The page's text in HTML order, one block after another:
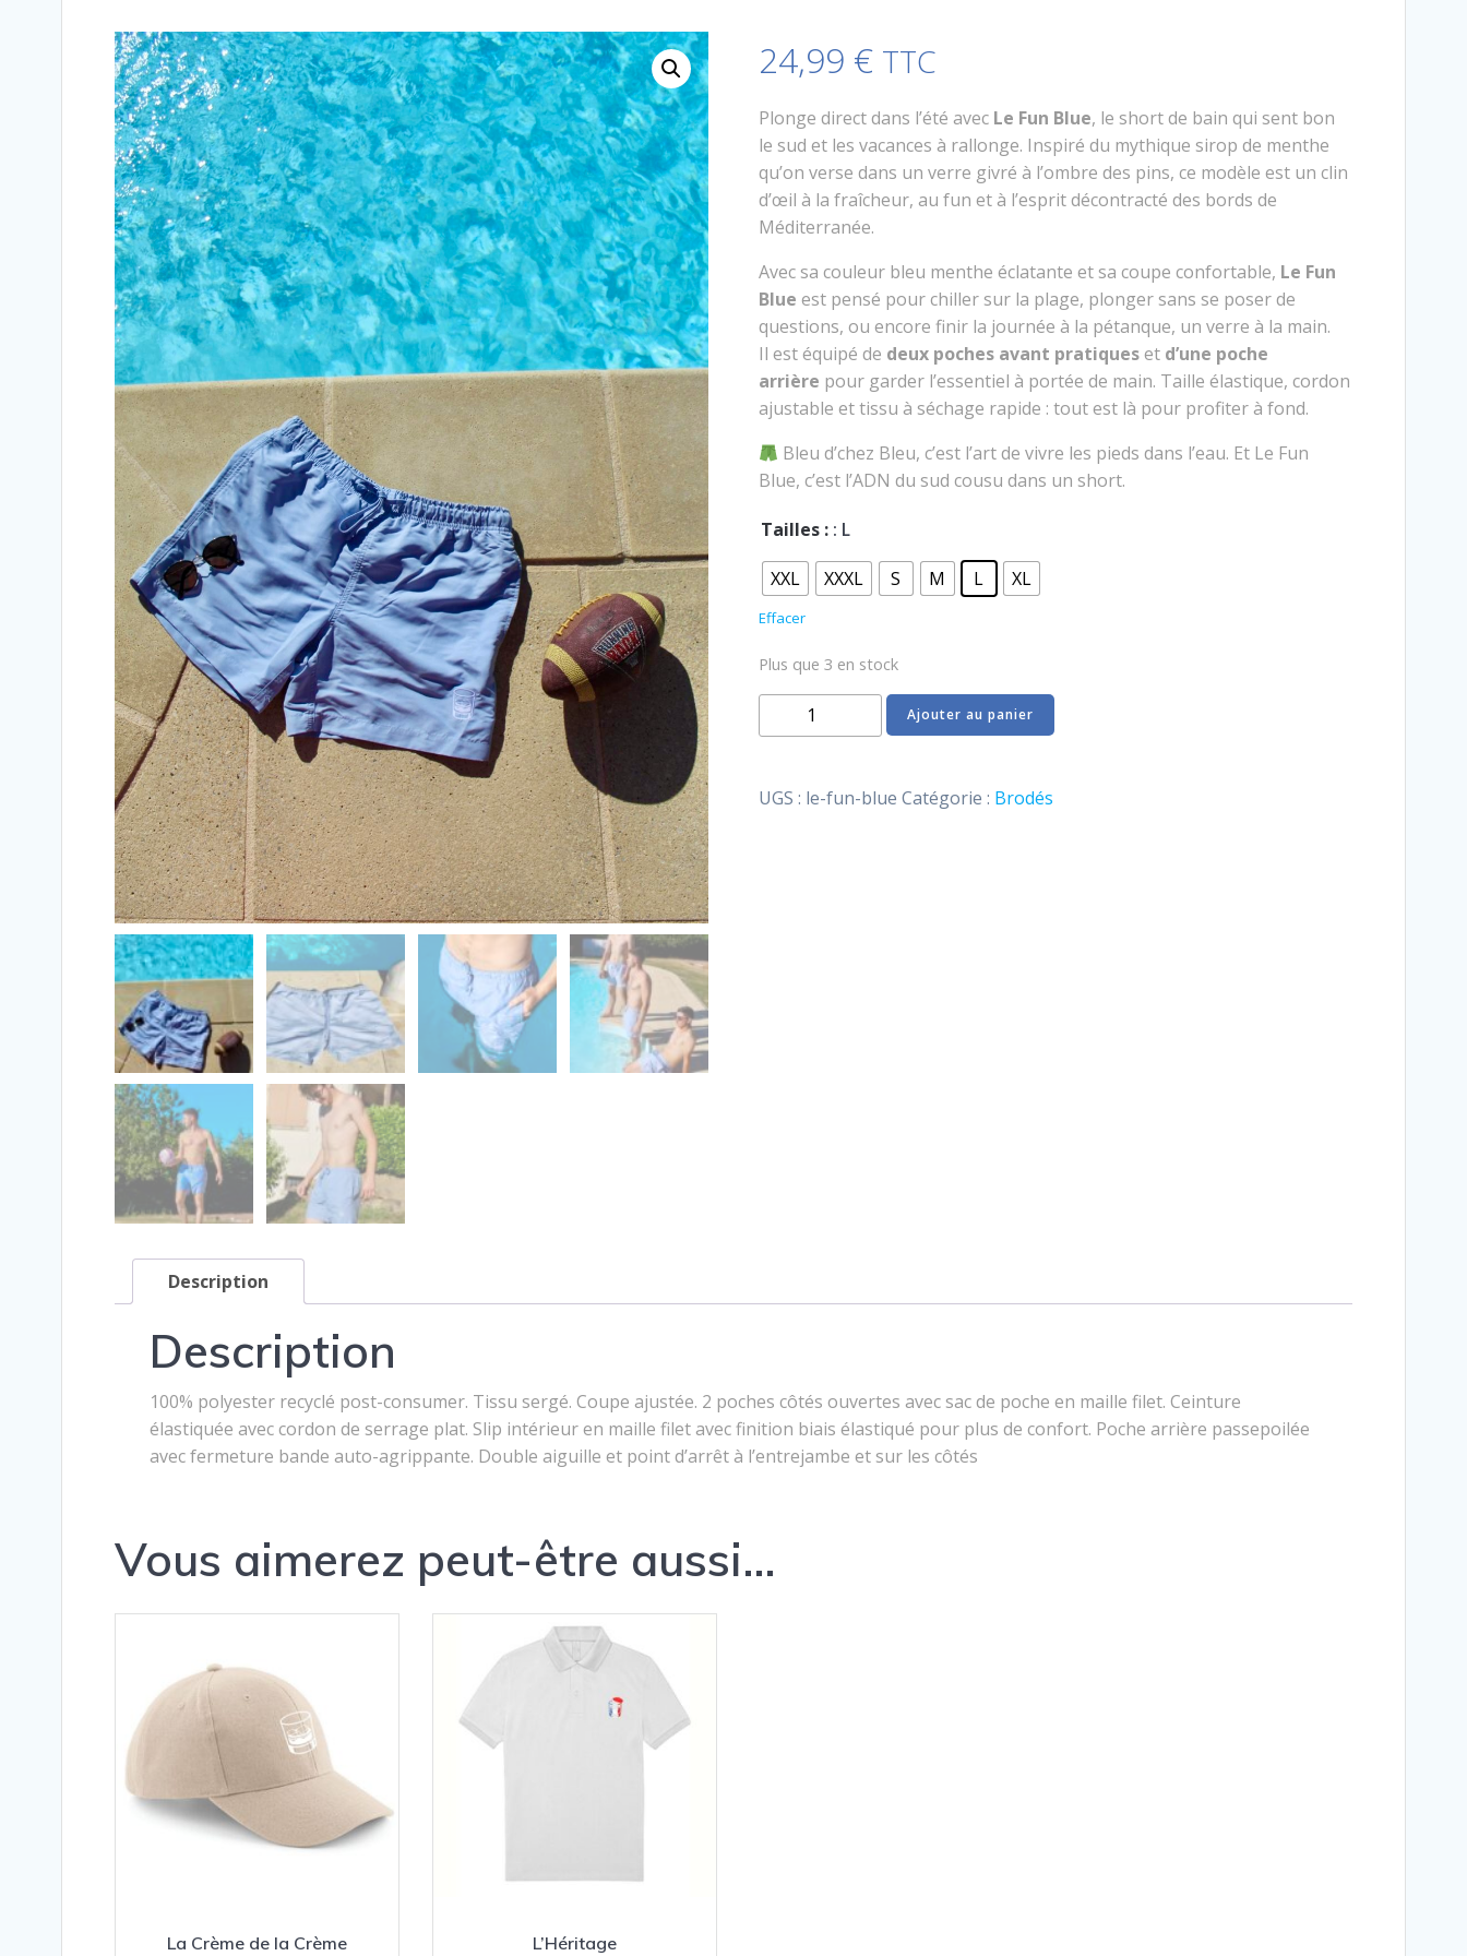
24,99 € TTC
Plonge direct dans l’été avec Le Fun Blue, le short de bain qui sent bon
le sud et les vacances à rallonge. Inspiré du mythique sirop de menthe
qu’on verse dans un verre givré à l’ombre des pins, ce modèle est un clin
d’œil à la fraîcheur, au fun et à l’esprit décontracté des bords de
Méditerranée.
Avec sa couleur bleu menthe éclatante et sa coupe confortable, Le Fun
Blue est pensé pour chiller sur la plage, plonger sans se poser de
questions, ou encore finir la journée à la pétanque, un verre à la main.
Il est équipé de deux poches avant pratiqueset d’une poche
arrière pour garder l’essentiel à portée de main. Taille élastique, cordon
ajustable et tissu à séchage rapide : tout est là pour profiter à fond.
Bleu d’chez Bleu, c’est l’art de vivre les pieds dans l’eau. Et Le Fun
Blue, c’est l’ADN du sud cousu dans un short.
Tailles : : L
XXL XXXL S M L XL
Effacer
Plus que 3 en stock
quantité
de
Fun
Ajouter au panier
UGS : le-fun-blue Catégorie : Brodés
Description
Description
100% polyester recyclé post-consumer. Tissu sergé. Coupe ajustée. 2 poches côtés ouvertes avec sac de poche en maille filet. Ceinture
élastiquée avec cordon de serrage plat. Slip intérieur en maille filet avec finition biais élastiqué pour plus de confort. Poche arrière passepoilée
avec fermeture bande auto-agrippante. Double aiguille et point d’arrêt à l’entrejambe et sur les côtés
Vous aimerez peut-être aussi…
La Crème de la Crème L’Héritage